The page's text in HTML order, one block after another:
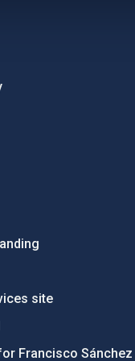
site
Francisco Sánchez